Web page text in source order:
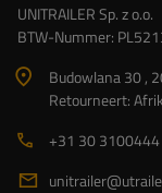
UNITRAILER Sp. z o.o.
BTW-Nummer:
Budowlana 30 ,
Retourneert:
+31 30 3100444